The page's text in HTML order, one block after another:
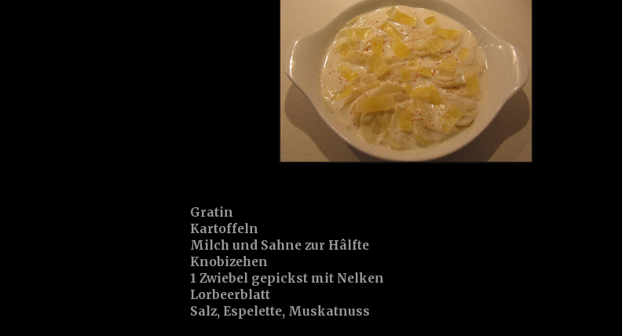
Gratin
Kartoffeln
Milch und Sahne zur Hâlfte
Knobizehen
1 Zwiebel gepickst mit Nelken
Lorbeerblatt
Salz, Espelette, Muskatnuss